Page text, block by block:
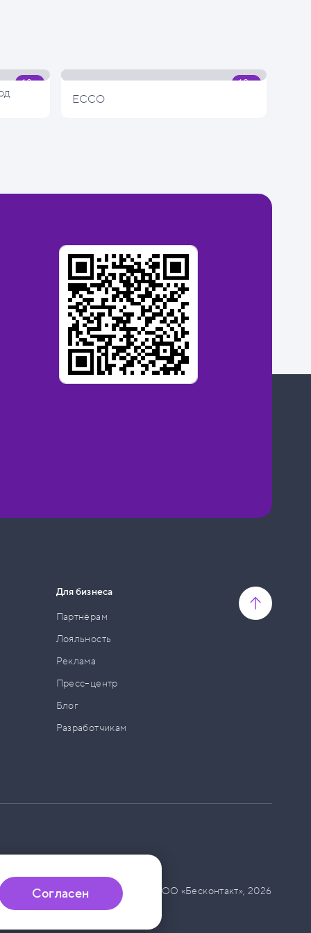
ECCO
Для бизнеса
Партнёрам
Лояльность
Реклама
Пресс–центр
Блог
Разработчикам
© ООО «Бесконтакт», 2026
Согласен